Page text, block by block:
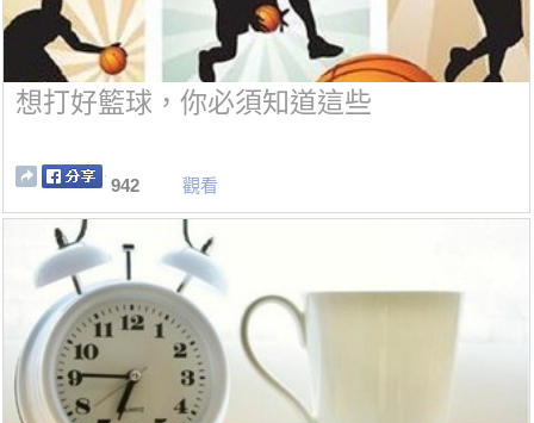
想打好籃球，你必須知道這些
942 觀看